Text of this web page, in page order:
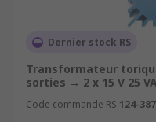
Dernier stock RS
Transformateur torique
sorties → 2 x 15 V 25
Code commande RS 124-